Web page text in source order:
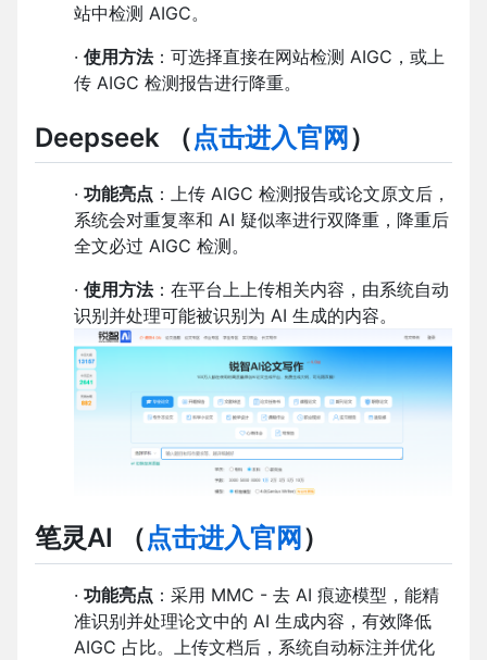
站中检测 AIGC。
· 使用方法：可选择直接在网站检测 AIGC，或上
传 AIGC 检测报告进行降重。
Deepseek （点击进入官网 ）
· 功能亮点 ：上传 AIGC 检测报告或论文原文后，
系统会对重复率和 AI 疑似率进行双降重，降重后
全文必过 AIGC 检测。
· 使用方法：在平台上上传相关内容，由系统自动
识别并处理可能被识别为 AI 生成的内容。
笔灵AI （点击进入官网 ）
· 功能亮点 ：采用 MMC - 去 AI 痕迹模型，能精
准识别并处理论文中的 AI 生成内容，有效降低
AIGC 占比。上传文档后，系统自动标注并优化